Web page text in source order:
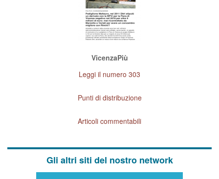
VicenzaPiù
Leggi il numero 303
Punti di distribuzione
Articoli commentabili
Gli altri siti del nostro network